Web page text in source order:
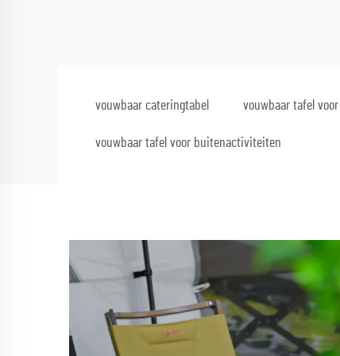
vouwbaar cateringtabel vouwbaar tafel
vouwbaar tafel voor buitenactiviteiten